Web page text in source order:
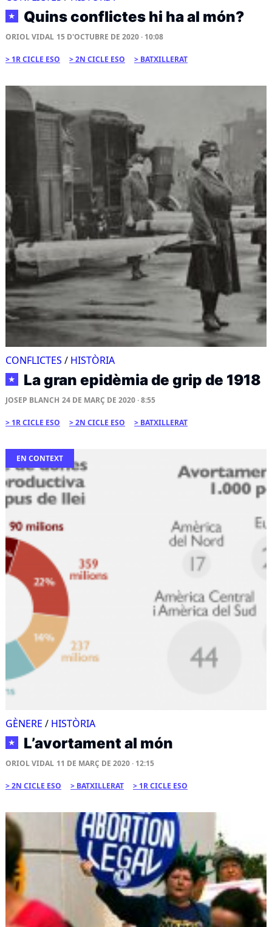
★ Quins conflictes hi ha al món?
ORIOL VIDAL 15 D'OCTUBRE DE 2020 · 10:08
1R CICLE ESO 2N CICLE ESO BATXILLERAT
CONFLICTES / HISTÒRIA
★ La gran epidèmia de grip de 1918
JOSEP BLANCH 24 DE MARÇ DE 2020 · 8:55
1R CICLE ESO 2N CICLE ESO BATXILLERAT
EN CONTEXT
GÈNERE / HISTÒRIA
★ L’avortament al món
ORIOL VIDAL 11 DE MARÇ DE 2020 · 12:15
2N CICLE ESO BATXILLERAT 1R CICLE ESO